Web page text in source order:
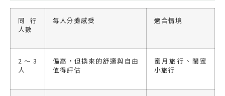
同行
人數
每人分攤感受 適合情境
2〜3
人
偏高，但換來的舒適與自由
值得評估
蜜月旅行、閨蜜
小旅行